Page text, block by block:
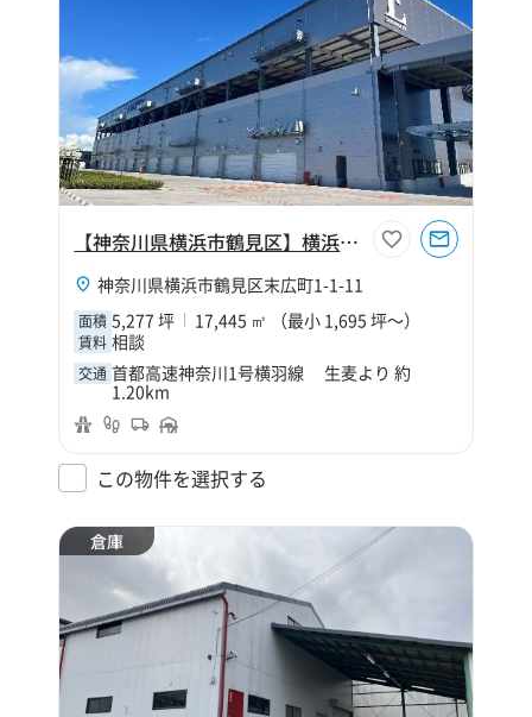
【神奈川県横浜市鶴見区】横浜鶴見営業所
神奈川県横浜市鶴見区末広町1-1-11
面積 5,277 坪 17,445 ㎡ （最小 1,695 坪～）
賃料 相談
交通 首都高速神奈川1号横羽線 生麦より 約
1.20km
この物件を選択する
倉庫